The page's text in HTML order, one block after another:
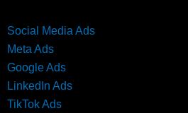
Social Media Ads
Meta Ads
Google Ads
LinkedIn Ads
TikTok Ads